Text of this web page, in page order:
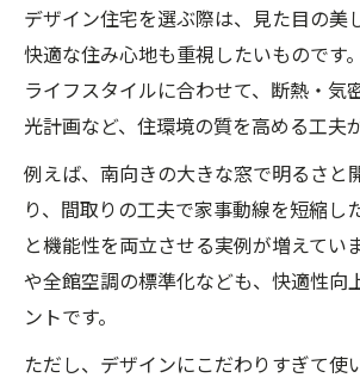
デザイン住宅を選ぶ際は、見た目の美
快適な住み心地も重視したいものです
ライフスタイルに合わせて、断熱・気
光計画など、住環境の質を高める工夫
例えば、南向きの大きな窓で明るさと
り、間取りの工夫で家事動線を短縮し
と機能性を両立させる実例が増えてい
や全館空調の標準化なども、快適性向
ントです。
ただし、デザインにこだわりすぎて使